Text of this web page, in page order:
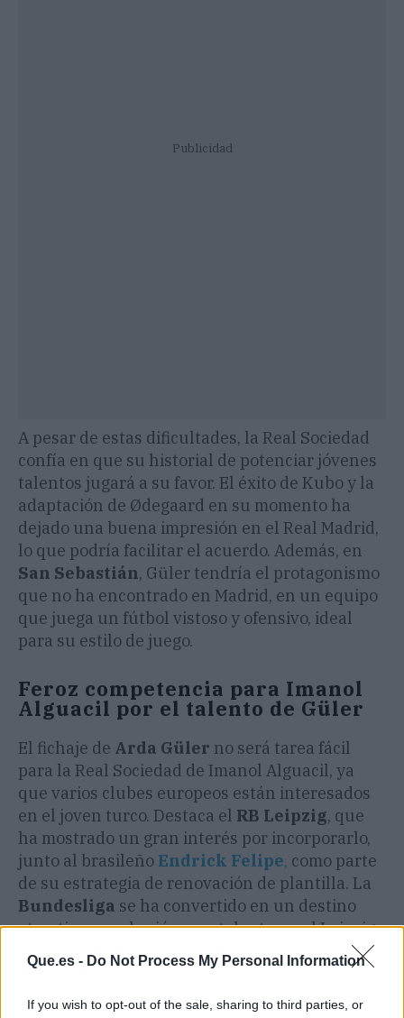
Que.es - Do Not Process My Personal Information
If you wish to opt-out of the sale, sharing to third parties, or
Publicidad
A pesar de estas dificultades, la Real Sociedad
confía en que su historial de potenciar jóvenes
talentos jugará a su favor. El éxito de Kubo y la
adaptación de Ødegaard en su momento ha
dejado una buena impresión en el Real Madrid,
lo que podría facilitar el acuerdo. Además, en
San Sebastián, Güler tendría el protagonismo
que no ha encontrado en Madrid, en un equipo
que juega un fútbol vistoso y ofensivo, ideal
para su estilo de juego.
Feroz competencia para Imanol
Alguacil por el talento de Güler
El fichaje de Arda Güler no será tarea fácil
para la Real Sociedad de Imanol Alguacil, ya
que varios clubes europeos están interesados
en el joven turco. Destaca el RB Leipzig, que
ha mostrado un gran interés por incorporarlo,
junto al brasileño Endrick Felipe, como parte
de su estrategia de renovación de plantilla. La
Bundesliga se ha convertido en un destino
atractivo para los jóvenes talentos, y el Leipzig
ha demostrado ser un club ideal para su
desarrollo.